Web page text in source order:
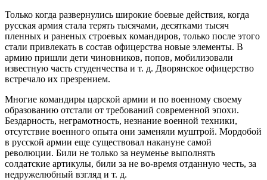
Только когда развернулись широкие боевые действия, когда
русская армия стала терять тысячами, десятками тысяч
пленных и раненых строевых командиров, только после этого
стали привлекать в состав офицерства новые элементы. В
армию пришли дети чиновников, попов, мобилизовали
известную часть студенчества и т. д. Дворянское офицерство
встречало их презрением.
Многие командиры царской армии и по военному своему
образованию отстали от требований современной эпохи.
Бездарность, неграмотность, незнание военной техники,
отсутствие военного опыта они заменяли муштрой. Мордобой
в русской армии еще существовал накануне самой
революции. Били не только за неуменье выполнять
солдатские артикулы, били за не во-время отданную честь, за
недружелюбный взгляд и т. д.